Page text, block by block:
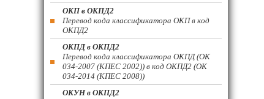
ОКП в ОКПД2
Перевод кода классификатора ОКП в код
ОКПД2
ОКПД в ОКПД2
Перевод кода классификатора ОКПД (ОК
034-2007 (КПЕС 2002)) в код ОКПД2 (ОК
034-2014 (КПЕС 2008))
ОКУН в ОКПД2